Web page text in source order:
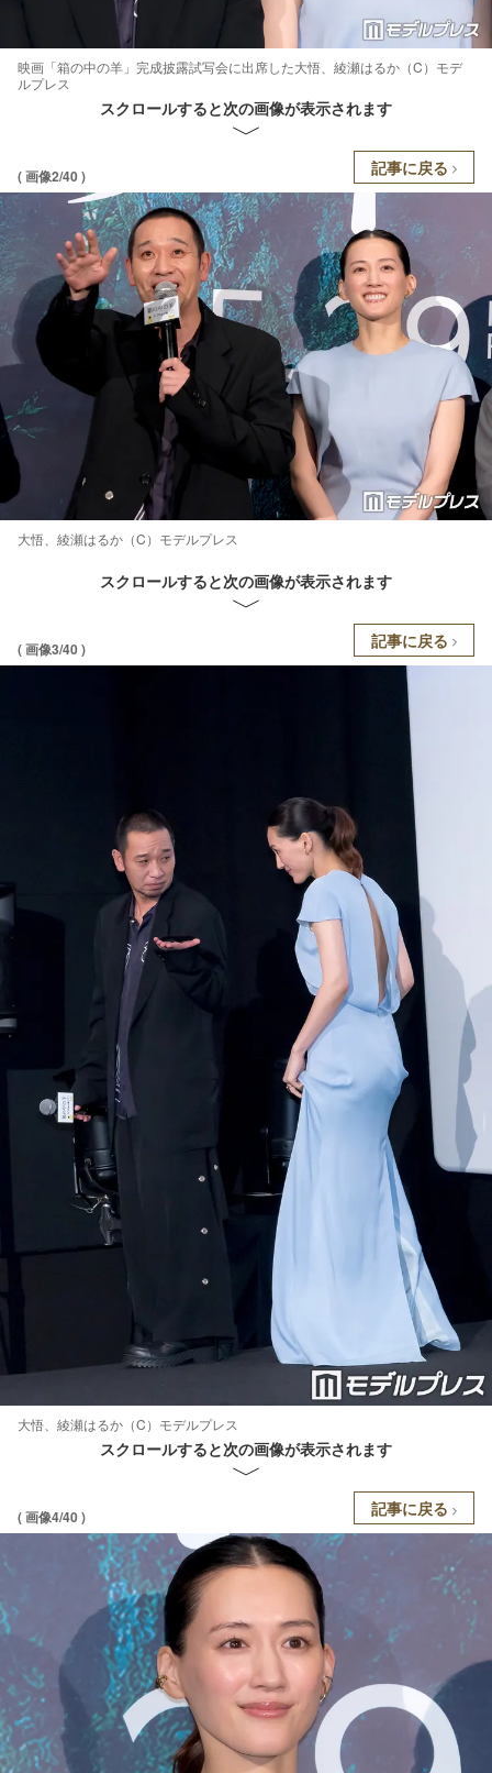
映画「箱の中の羊」完成披露試写会に出席した大悟、綾瀬はるか（C）モデ
ルプレス
スクロールすると次の画像が表示されます
( 画像2/40 ) 記事に戻る
大悟、綾瀬はるか（C）モデルプレス
スクロールすると次の画像が表示されます
( 画像3/40 ) 記事に戻る
大悟、綾瀬はるか（C）モデルプレス
スクロールすると次の画像が表示されます
( 画像4/40 ) 記事に戻る